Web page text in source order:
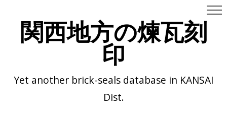
関西地方の煉瓦刻
印
Yet another brick-seals database in KANSAI
Dist.